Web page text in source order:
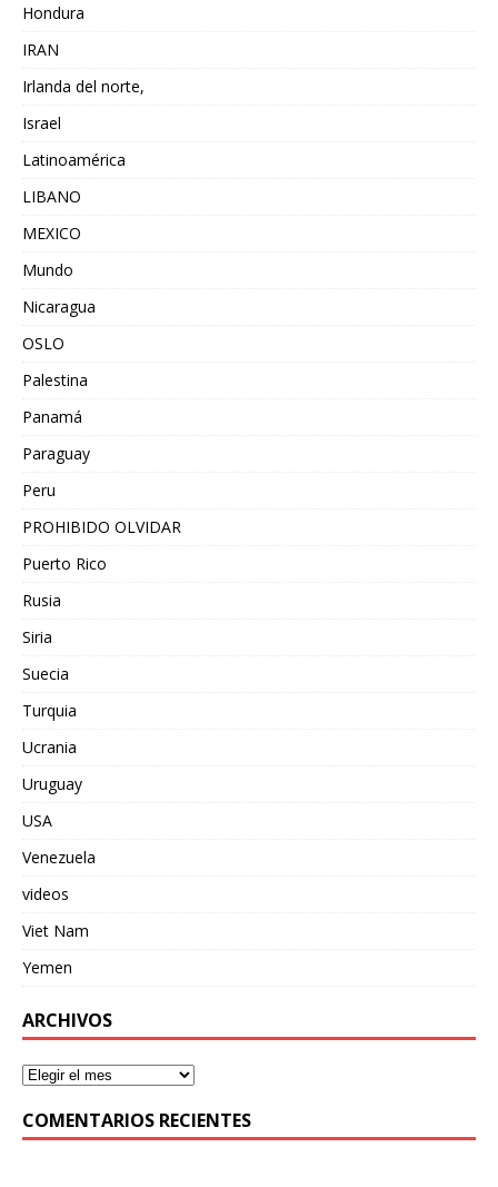
Hondura
IRAN
Irlanda del norte,
Israel
Latinoamérica
LIBANO
MEXICO
Mundo
Nicaragua
OSLO
Palestina
Panamá
Paraguay
Peru
PROHIBIDO OLVIDAR
Puerto Rico
Rusia
Siria
Suecia
Turquia
Ucrania
Uruguay
USA
Venezuela
videos
Viet Nam
Yemen
ARCHIVOS
COMENTARIOS RECIENTES